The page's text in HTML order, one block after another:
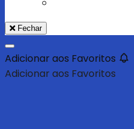
Fechar
Adicionar aos Favoritos
Adicionar aos Favoritos